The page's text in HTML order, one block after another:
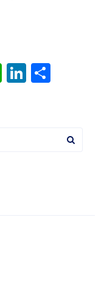
WhatsAppLinkedIn